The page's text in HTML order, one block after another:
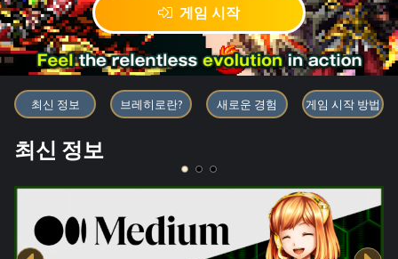
게임 시작
블록체인 게임 「BRAVE
최신 정보 브레히로란? 새로운 경험 게임 시작 방법
최신 정보